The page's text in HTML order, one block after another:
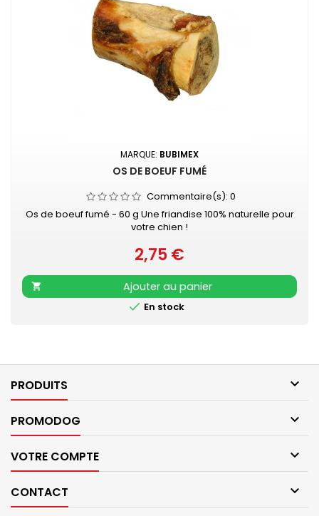
MARQUE: BUBIMEX
OS DE BOEUF FUMÉ
Commentaire(s): 0
Os de boeuf fumé - 60 g Une friandise 100% naturelle pour
votre chien !
Prix
2,75 €

Ajouter au panier
 En stock
PRODUITS 
PROMODOG 
VOTRE COMPTE 
CONTACT 